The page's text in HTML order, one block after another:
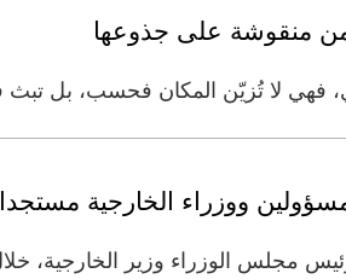
منقوشة على جذوعها
لا تُزيّن المكان فحسب، بل تبث فيه
ووزراء الخارجية
مجلس الوزراء وزير الخارجية،